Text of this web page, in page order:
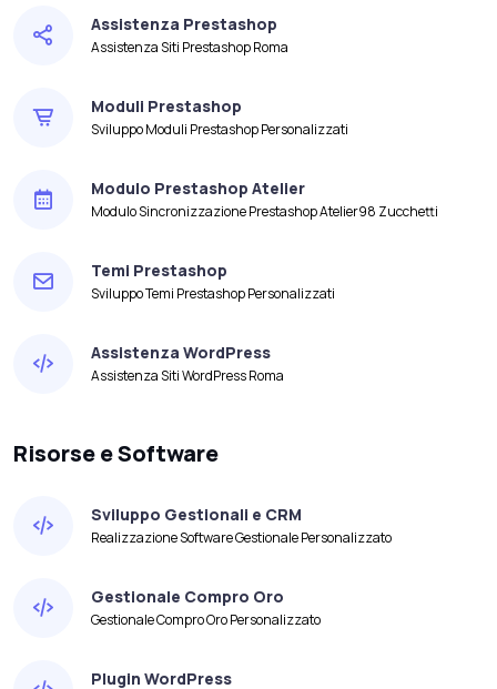
Assistenza Prestashop
Assistenza Siti Prestashop Roma
Moduli Prestashop
Sviluppo Moduli Prestashop Personalizzati
Modulo Prestashop Atelier
Modulo Sincronizzazione Prestashop Atelier98 Zucchetti
Temi Prestashop
Sviluppo Temi Prestashop Personalizzati
Assistenza WordPress
Assistenza Siti WordPress Roma
Risorse e Software
Sviluppo Gestionali e CRM
Realizzazione Software Gestionale Personalizzato
Gestionale Compro Oro
Gestionale Compro Oro Personalizzato
Plugin WordPress